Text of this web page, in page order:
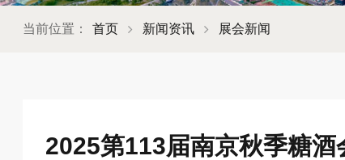
当前位置： 首页 新闻资讯 展会新闻
2025第113届南京秋季糖